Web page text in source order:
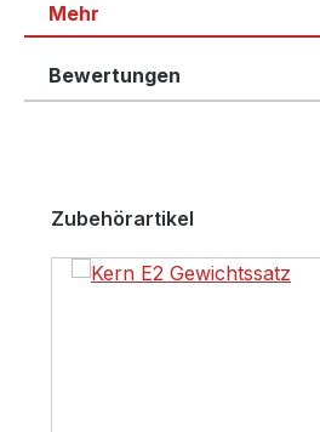
Mehr
Bewertungen
Produktgalerie überspringen
Zubehörartikel